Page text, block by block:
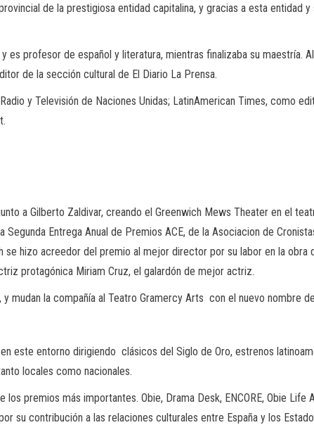
de la prestigiosa entidad capitalina, y gracias a esta entidad
y es profesor de español y literatura, mientras finalizaba su maestría.
de la sección cultural de El Diario La Prensa.
y Televisión de Naciones Unidas; LatinAmerican Times, como
.
a Gilberto Zaldivar, creando el Greenwich Mews Theater en el
Segunda Entrega Anual de Premios ACE, de la Asociacion de
se hizo acreedor del premio al mejor director por su labor en la obra
protagónica Miriam Cruz, el galardón de mejor actriz.
mudan la compañía al Teatro Gramercy Arts con el nuevo nombre
este entorno dirigiendo clásicos del Siglo de Oro, estrenos
locales como nacionales.
los premios más importantes. Obie, Drama Desk, ENCORE, Obie Life
su contribución a las relaciones culturales entre España y los